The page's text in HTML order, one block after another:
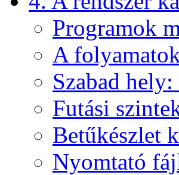
Programok
A
Szabad hely:
Futási
Betűkészlet
Nyomtató